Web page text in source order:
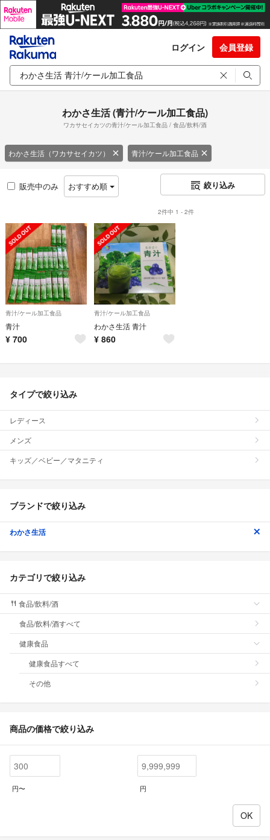
ログイン 会員登録
わかさ生活 (青汁/ケール加工食品)
ワカサセイカツの青汁/ケール加工食品 / 食品/飲料/酒
わかさ生活（ワカサセイカツ） 青汁/ケール加工食品
販売中のみ おすすめ順 絞り込み
2件中 1 - 2件
青汁/ケール加工食品
青汁
¥ 700
青汁/ケール加工食品
わかさ生活 青汁
¥ 860
タイプで絞り込み
レディース
メンズ
キッズ／ベビー／マタニティ
ブランドで絞り込み
わかさ生活
カテゴリで絞り込み
食品/飲料/酒
食品/飲料/酒すべて
健康食品
健康食品すべて
その他
商品の価格で絞り込み
円〜 円